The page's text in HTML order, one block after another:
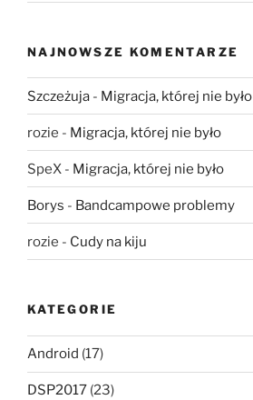
NAJNOWSZE KOMENTARZE
Szczeżuja - Migracja, której nie było
rozie - Migracja, której nie było
SpeX - Migracja, której nie było
Borys - Bandcampowe problemy
rozie - Cudy na kiju
KATEGORIE
Android (17)
DSP2017 (23)